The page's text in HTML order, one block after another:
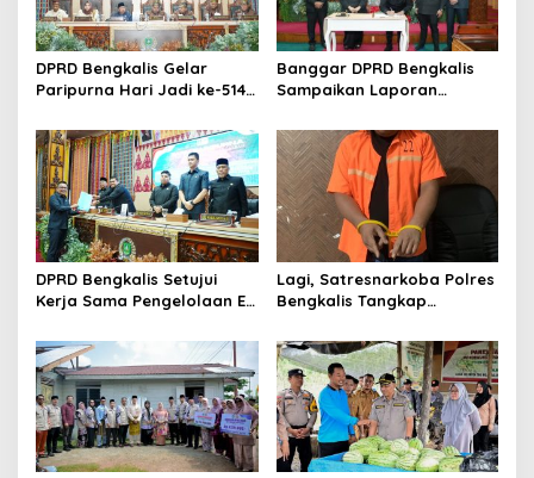
s
DPRD Bengkalis Gelar
Paripurna Hari Jadi ke-514
Semangat Membangun
Negeri Junjungan.
Banggar DPRD Bengkalis
Sampaikan Laporan
Pertanggungjawaban
Pelaksanaan APBD Tahun
Anggaran 2025
DPRD Bengkalis Setujui
Kerja Sama Pengelolaan E-
Sungai Selari.
Lagi, Satresnarkoba Polres
Bengkalis Tangkap
Air